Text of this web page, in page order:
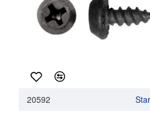
20592